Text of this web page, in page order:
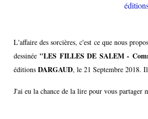
L'affaire des sorcières, c'est ce que nous
dessinée "LES FILLES DE SALEM -
éditions DARGAUD, le 21 Septembre 2018.
J'ai eu la chance de la lire pour vous partager